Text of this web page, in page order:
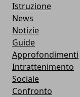
Istruzione
News
Notizie
Guide
Approfondimenti
Intrattenimento
Sociale
Confronto